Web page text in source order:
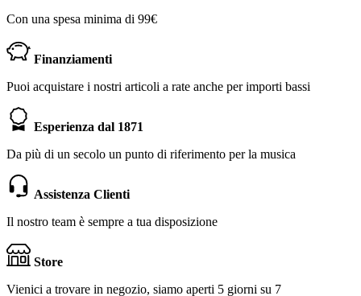
Con una spesa minima di 99€
Finanziamenti
Puoi acquistare i nostri articoli a rate anche per importi bassi
Esperienza dal 1871
Da più di un secolo un punto di riferimento per la musica
Assistenza Clienti
Il nostro team è sempre a tua disposizione
Store
Vienici a trovare in negozio, siamo aperti 5 giorni su 7